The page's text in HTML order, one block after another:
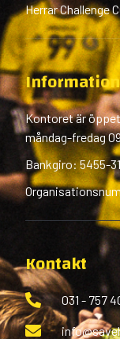
Herrar Challenge
Information
Kontoret är öppet
måndag-fredag
Bankgiro: 5455-
Kontakt
031 - 757